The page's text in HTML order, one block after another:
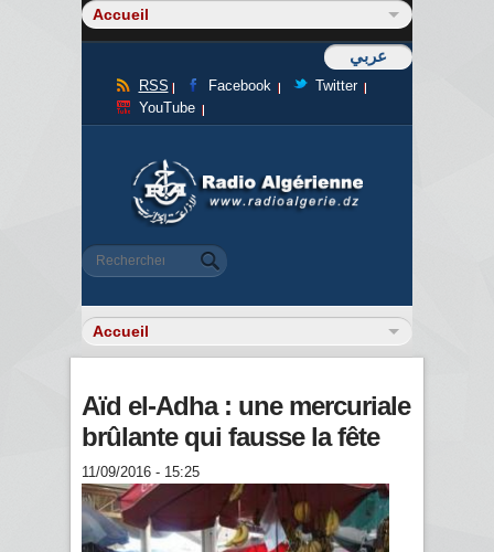
عربي
RSS Facebook
Twitter
YouTube
Formulaire de recherche
Rechercher
Aïd el-Adha : une mercuriale
brûlante qui fausse la fête
11/09/2016 - 15:25